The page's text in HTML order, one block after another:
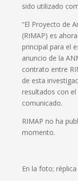
sido utilizado
“El Proyecto de
(RIMAP) es
principal para el
anuncio de la
contrato entre
de esta
resultados con el
comunicado.
RIMAP no ha
momento.
En la foto;